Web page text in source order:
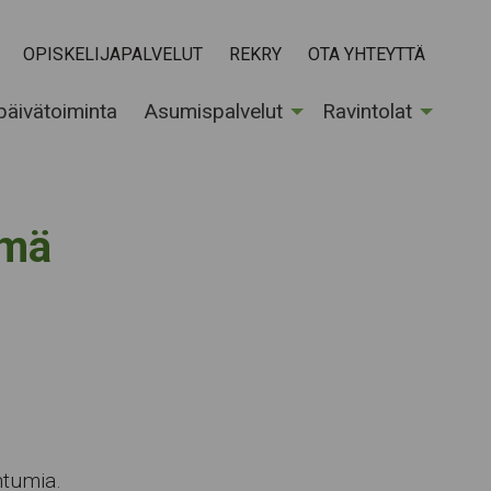
OPISKELIJAPALVELUT REKRY OTA YHTEYTTÄ
Asumispalvelut Ravintolat